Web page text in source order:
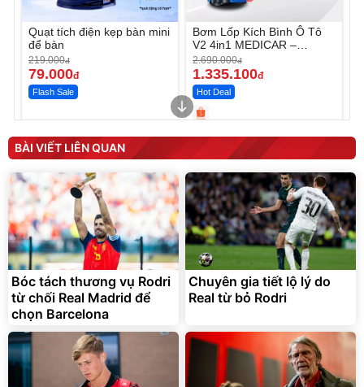
Quạt tích điện kẹp bàn mini
để bàn
219.000đ
79.000đ
Flash Sale
Bơm Lốp Kích Bình Ô Tô
V2 4in1 MEDICAR –
12.000mAh
2.690.000đ
1.335.100đ
Hot Deal
Máy ép chậm trái cây
Elmich JEE 1855OL
3.000.000 đ
2.143.650đ
Flash Sale
Máy rửa xe cầm tay xịt rửa
cao áp có tạo bọt tuyết
399.000đ
Đã bán nhiều
BÀI VIẾT LIÊN QUAN
Bóc tách thương vụ Rodri
từ chối Real Madrid để
chọn Barcelona
Chuyên gia tiết lộ lý do
Real từ bỏ Rodri